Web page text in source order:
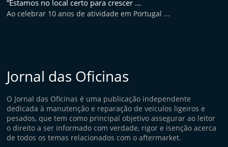
“Estamos no local certo para crescer ...
Ao celebrar 10 anos de atividade em Portugal ...
Jornal das Oficinas
O Jornal das Oficinas é uma publicação independente
dedicada à manutenção e reparação de veículos ligeiros e
pesados, que tem como principal objetivo assegurar ao leitor
o direito a ser informado com verdade, rigor e isenção acerca
de todos os temas relacionados com o aftermarket.